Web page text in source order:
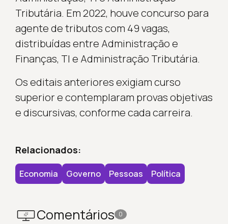
Tributária. Em 2022, houve concurso para
agente de tributos com 49 vagas,
distribuídas entre Administração e
Finanças, TI e Administração Tributária.
Os editais anteriores exigiam curso
superior e contemplaram provas objetivas
e discursivas, conforme cada carreira.
Relacionados:
Economia Governo Pessoas Política
Comentários 0